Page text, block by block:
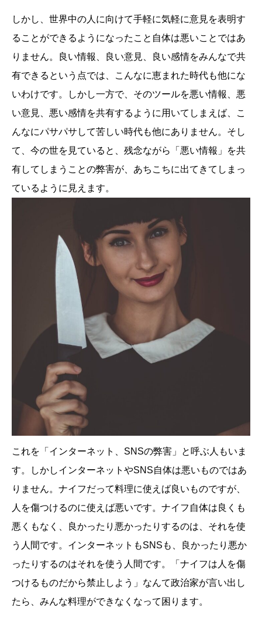
しかし、世界中の人に向けて手軽に気軽に意見を表明す
ることができるようになったこと自体は悪いことではあ
りません。良い情報、良い意見、良い感情をみんなで共
有できるという点では、こんなに恵まれた時代も他にな
いわけです。しかし一方で、そのツールを悪い情報、悪
い意見、悪い感情を共有するように用いてしまえば、こ
んなにパサパサして苦しい時代も他にありません。そし
て、今の世を見ていると、残念ながら「悪い情報」を共
有してしまうことの弊害が、あちこちに出てきてしまっ
ているように見えます。
これを「インターネット、SNSの弊害」と呼ぶ人もいま
す。しかしインターネットやSNS自体は悪いものではあ
りません。ナイフだって料理に使えば良いものですが、
人を傷つけるのに使えば悪いです。ナイフ自体は良くも
悪くもなく、良かったり悪かったりするのは、それを使
う人間です。インターネットもSNSも、良かったり悪か
ったりするのはそれを使う人間です。「ナイフは人を傷
つけるものだから禁止しよう」なんて政治家が言い出し
たら、みんな料理ができなくなって困ります。